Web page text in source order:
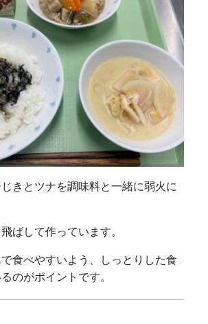
きとツナを調味料と一緒に弱火に
ばして作っています。
食べやすいよう、しっとりした食
のがポイントです。